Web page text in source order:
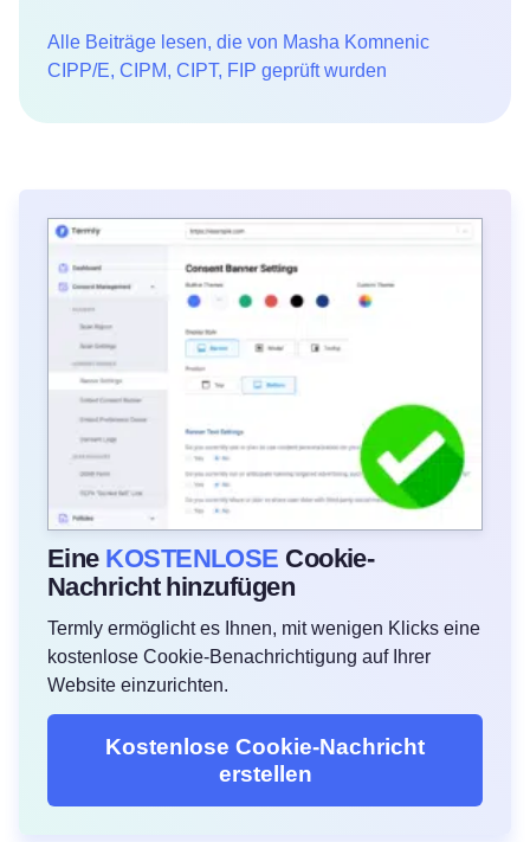
Alle Beiträge lesen, die von Masha Komnenic
CIPP/E, CIPM, CIPT, FIP geprüft wurden
Eine KOSTENLOSE Cookie-
Nachricht hinzufügen
Termly ermöglicht es Ihnen, mit wenigen Klicks eine
kostenlose Cookie-Benachrichtigung auf Ihrer
Website einzurichten.
Kostenlose Cookie-Nachricht
erstellen